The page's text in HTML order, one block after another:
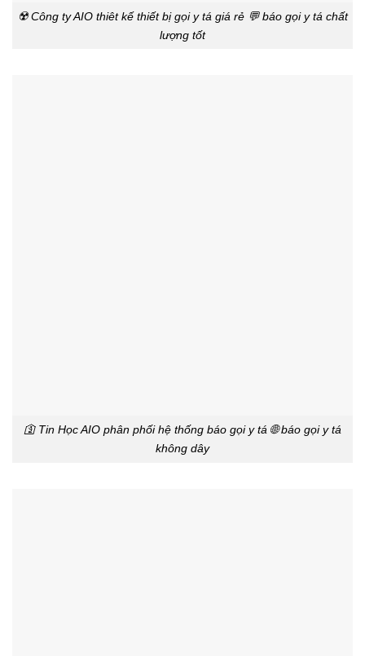
☢️ Công ty AIO thiêt kế thiết bị gọi y tá giá rẻ 💬 báo gọi y tá chất
lượng tốt
🛐 Tin Học AIO phân phối hệ thống báo gọi y tá 🌐 báo gọi y tá
không dây